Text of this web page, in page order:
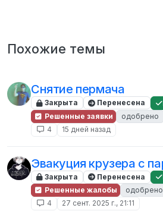
Похожие темы
Снятие пермача
Закрыта Перенесена
Решенные заявки
одобрено
4
15 дней назад
Эвакуция крузера с
Закрыта Перенесена
Решенные жалобы
одобрено
4
27 сент. 2025 г., 21:11